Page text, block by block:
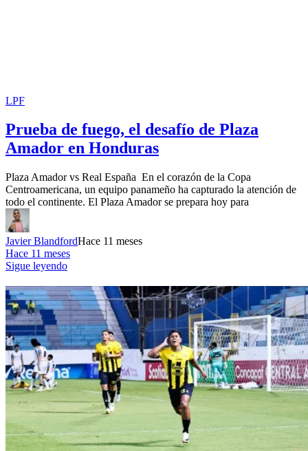
LPF
Prueba de fuego, el desafío de Plaza
Amador en Honduras
Plaza Amador vs Real España En el corazón de la Copa
Centroamericana, un equipo panameño ha capturado la atención de
todo el continente. El Plaza Amador se prepara hoy para
Javier BlandfordHace 11 meses
Hace 11 meses
Sigue leyendo